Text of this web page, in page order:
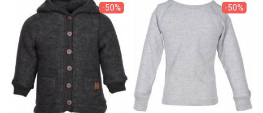
-50% -50%